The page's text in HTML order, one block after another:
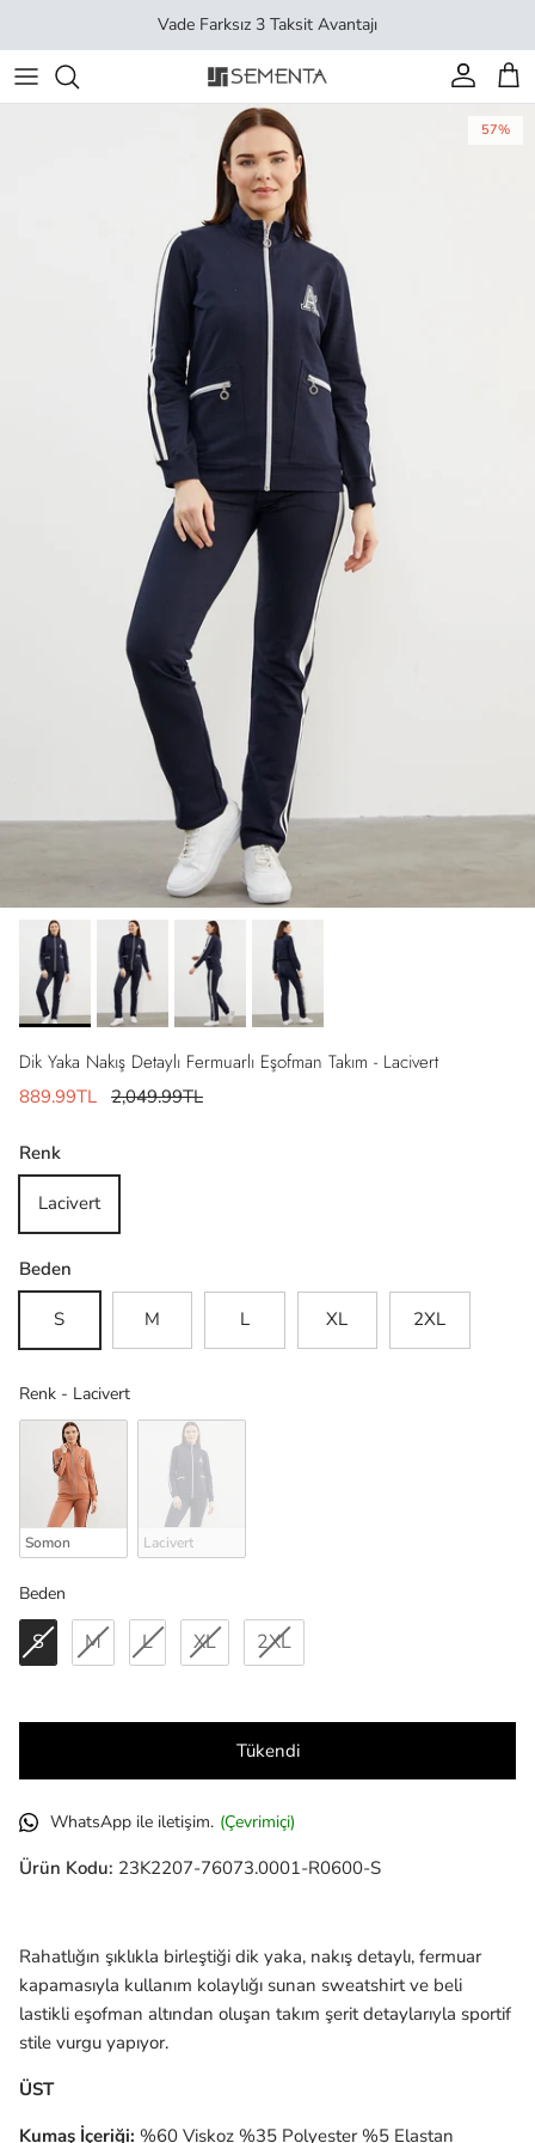
Vade Farksız 3 Taksit Avantajı
Hesap
57%
Dik Yaka Nakış Detaylı Fermuarlı Eşofman Takım - Lacivert
889.99TL 2,049.99TL
Renk
Lacivert
Beden
S M L XL 2XL
Renk - LacivertRenk
Somon Lacivert
Beden
Beden
S M L XL 2XL
Tükendi
WhatsApp ile iletişim. (Çevrimiçi)
Ürün Kodu: 23K2207-76073.0001-R0600-S
Rahatlığın şıklıkla birleştiği dik yaka, nakış detaylı, fermuar
kapamasıyla kullanım kolaylığı sunan sweatshirt ve beli
lastikli eşofman altından oluşan takım şerit detaylarıyla sportif
stile vurgu yapıyor.
ÜST
Kumaş İçeriği: %60 Viskoz %35 Polyester %5 Elastan